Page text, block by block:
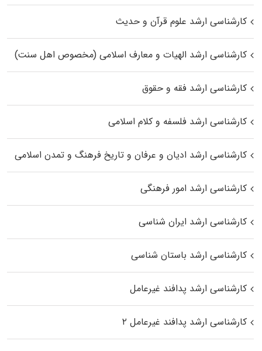
کارشناسی ارشد علوم قرآن و حدیث
کارشناسی ارشد الهیات و معارف اسلامی (مخصوص اهل سنت)
کارشناسی ارشد فقه و حقوق
کارشناسی ارشد فلسفه و کلام اسلامی
کارشناسی ارشد ادیان و عرفان و تاریخ فرهنگ و تمدن اسلامی
کارشناسی ارشد امور فرهنگی
کارشناسی ارشد ایران شناسی
کارشناسی ارشد باستان شناسی
کارشناسی ارشد پدافند غیرعامل
کارشناسی ارشد پدافند غیرعامل ۲